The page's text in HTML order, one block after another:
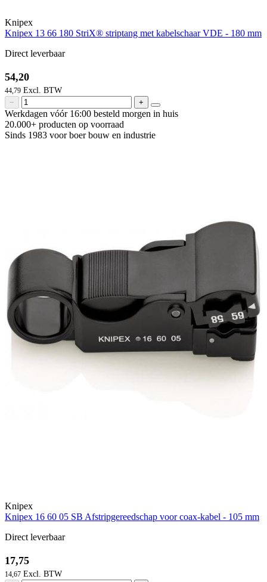
Knipex
Knipex 13 66 180 StriX® striptang met kabelschaar VDE - 180 mm
Direct leverbaar
54,20
44,79
− +
Werkdagen vóór 16:00 besteld morgen in huis
20.000+ producten op voorraad
Sinds 1983 voor boerbouw en industrie
Knipex
Knipex 16 60 05 SB Afstripgereedschap voor coax-kabel - 105 mm
Direct leverbaar
17,75
14,67